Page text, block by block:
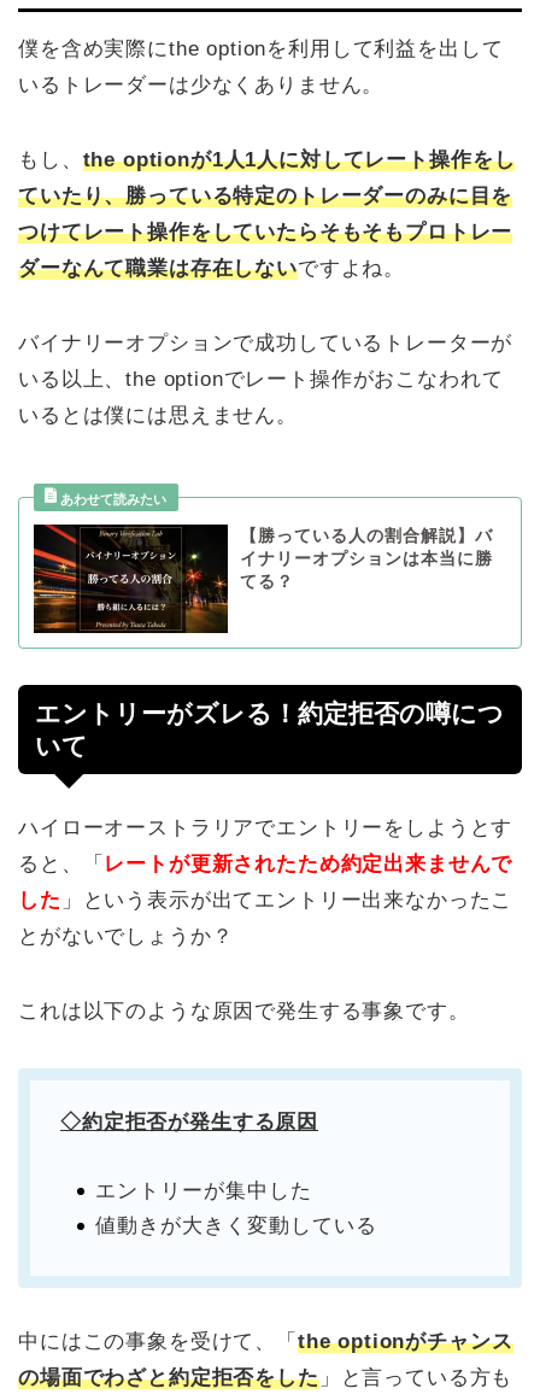
僕を含め実際にthe optionを利用して利益を出して
いるトレーダーは少なくありません。
もし、 the optionが1人1人に対してレート操作をし
ていたり、勝っている特定のトレーダーのみに目を
つけてレート操作をしていたらそもそもプロトレー
ダーなんて職業は存在しないですよね。
バイナリーオプションで成功しているトレーターが
いる以上、the optionでレート操作がおこなわれて
いるとは僕には思えません。
【勝っている人の割合解説】バ
イナリーオプションは本当に勝
てる？
エントリーがズレる！約定拒否の噂につ
いて
ハイローオーストラリアでエントリーをしようとす
ると、「 レートが更新されたため約定出来ませんで
した 」という表示が出てエントリー出来なかったこ
とがないでしょうか？
これは以下のような原因で発生する事象です。
◇約定拒否が発生する原因
エントリーが集中した
値動きが大きく変動している
中にはこの事象を受けて、「 the optionがチャンス
の場面でわざと約定拒否をした」と言っている方も